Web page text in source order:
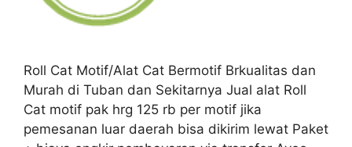
Roll Cat Motif/Alat Cat Bermotif Brkualitas dan
Murah di Tuban dan Sekitarnya Jual alat Roll
Cat motif pak hrg 125 rb per motif jika
pemesanan luar daerah bisa dikirim lewat Paket